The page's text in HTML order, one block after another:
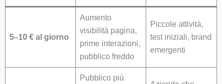
5–10 € al giorno
Aumento
visibilità pagina,
prime interazioni,
pubblico freddo
Piccole attività,
test iniziali, brand
emergenti
Pubblico più